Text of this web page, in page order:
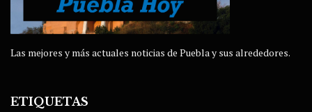
Las mejores y más actuales noticias de Puebla y sus alrededores.
ETIQUETAS